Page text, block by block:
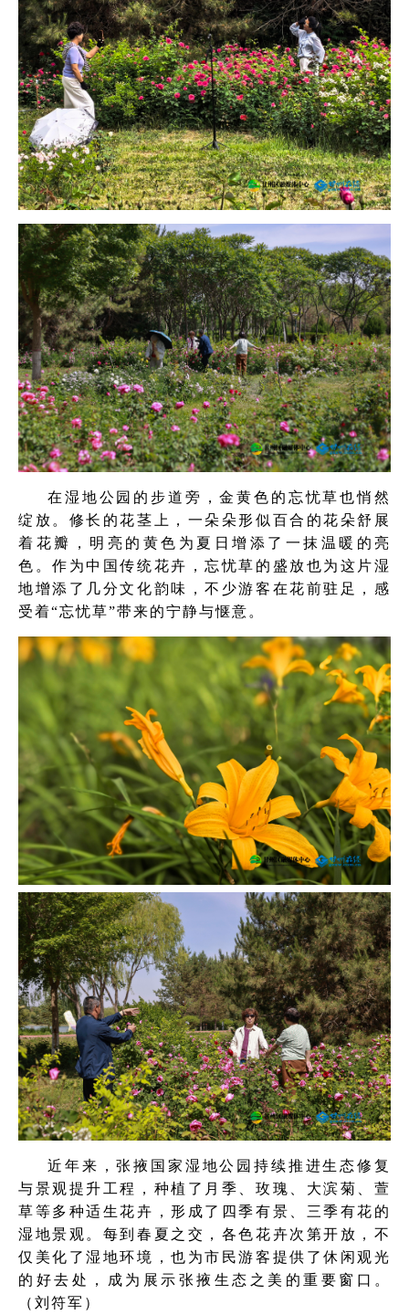
在湿地公园的步道旁，金黄色的忘忧草也悄然
绽放。修长的花茎上，一朵朵形似百合的花朵舒展
着花瓣，明亮的黄色为夏日增添了一抹温暖的亮
色。作为中国传统花卉，忘忧草的盛放也为这片湿
地增添了几分文化韵味，不少游客在花前驻足，感
受着“忘忧草”带来的宁静与惬意。
近年来，张掖国家湿地公园持续推进生态修复
与景观提升工程，种植了月季、玫瑰、大滨菊、萱
草等多种适生花卉，形成了四季有景、三季有花的
湿地景观。每到春夏之交，各色花卉次第开放，不
仅美化了湿地环境，也为市民游客提供了休闲观光
的好去处，成为展示张掖生态之美的重要窗口。
（刘符军）